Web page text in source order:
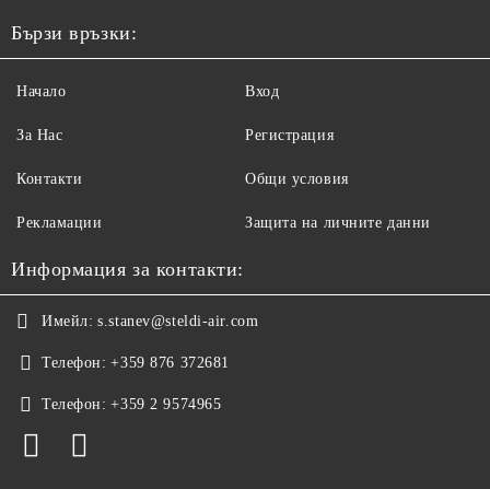
Бързи връзки:
Начало
За Нас
Контакти
Рекламации
Вход
Регистрация
Общи условия
Защита на личните данни
Информация за контакти:
Имейл: s.stanev@steldi-air.com
Телефон: +359 876 372681
Телефон: +359 2 9574965